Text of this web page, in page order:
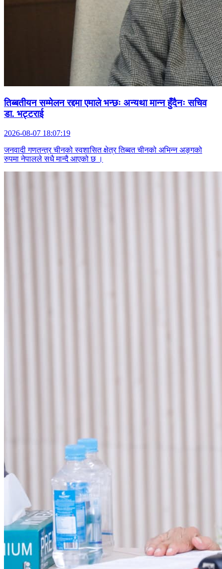
तिब्बतीयन सम्मेलन रद्दमा एमाले भन्छः अन्यथा मान्न हुँदैनः सचिव
डा. भट्टराई
2026-08-07 18:07:19
जनवादी गणतन्त्र चीनको स्वशासित क्षेत्र तिब्बत चीनको अभिन्न अङ्गको
रुपमा नेपालले सधै मान्दै आएको छ ।